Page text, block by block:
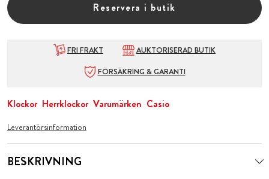
Reservera i butik
FRI FRAKT
AUKTORISERAD BUTIK
FÖRSÄKRING & GARANTI
Klockor Herrklockor Varumärken Casio
Leverantörsinformation
BESKRIVNING